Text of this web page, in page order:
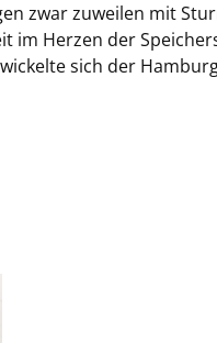
zwar zuweilen mit
Mit dem Beitritt
sich der
und Hafenarbeitern,
von den fruchtigen
von Schwarztee.